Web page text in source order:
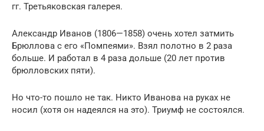
гг. Третьяковская галерея.
Александр Иванов (1806—1858) очень хотел затмить
Брюллова с его «Помпеями». Взял полотно в 2 раза
больше. И работал в 4 раза дольше (20 лет против
брюлловских пяти).
Но что-то пошло не так. Никто Иванова на руках не
носил (хотя он надеялся на это). Триумф не состоялся.